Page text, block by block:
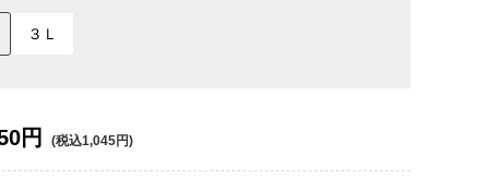
３Ｌ
円 (税込1,045円)